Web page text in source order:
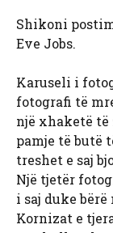
Shikoni
Eve Jobs.
Karuseli i
fotografi të
një xhaketë të
pamje të butë
treshet e saj
Një tjetër
i saj duke
Kornizat e